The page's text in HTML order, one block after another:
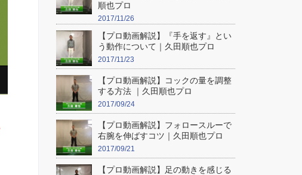
順也プロ
2017/11/26
【プロ動画解説】『手を返す』とい
う動作について｜久田順也プロ
2017/11/23
【プロ動画解説】コックの量を調整
する方法 ｜久田順也プロ
2017/09/24
【プロ動画解説】フォロースルーで
右腕を伸ばすコツ｜久田順也プロ
2017/09/21
【プロ動画解説】足の動きを感じる